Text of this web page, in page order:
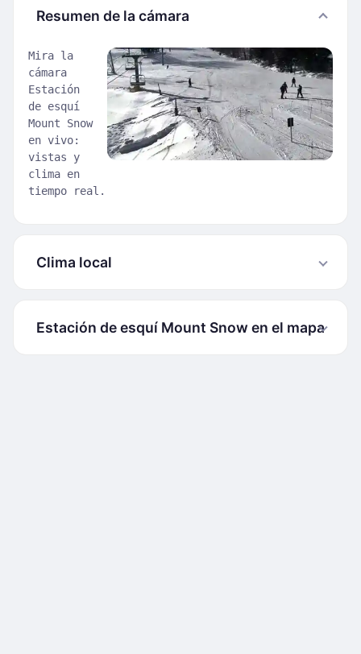
Resumen de la cámara
Mira la
cámara
Estación
de esquí
Mount Snow
en vivo:
vistas y
clima en
tiempo real.
Clima local
Estación de esquí Mount Snow en el mapa